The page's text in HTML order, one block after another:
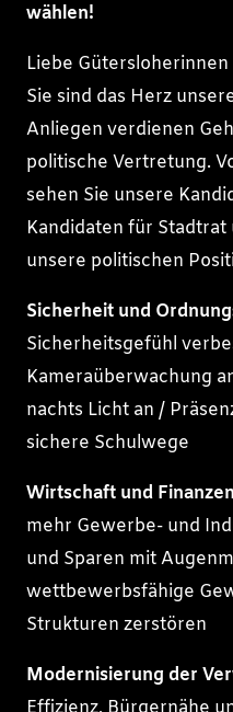
wählen!
Liebe
Sie sind das Herz
Anliegen verdienen
politische Vertretung.
sehen Sie unsere
Kandidaten für Stadtrat
unsere politischen
Sicherheit und
Sicherheitsgefühl
Kameraüberwachung
nachts Licht an /
sichere Schulwege
Wirtschaft und
mehr Gewerbe- und
und Sparen mit
wettbewerbsfähige
Strukturen zerstören
Modernisierung der